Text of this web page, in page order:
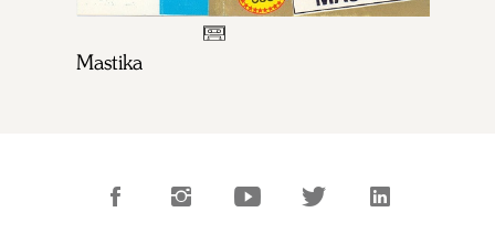
Mastika